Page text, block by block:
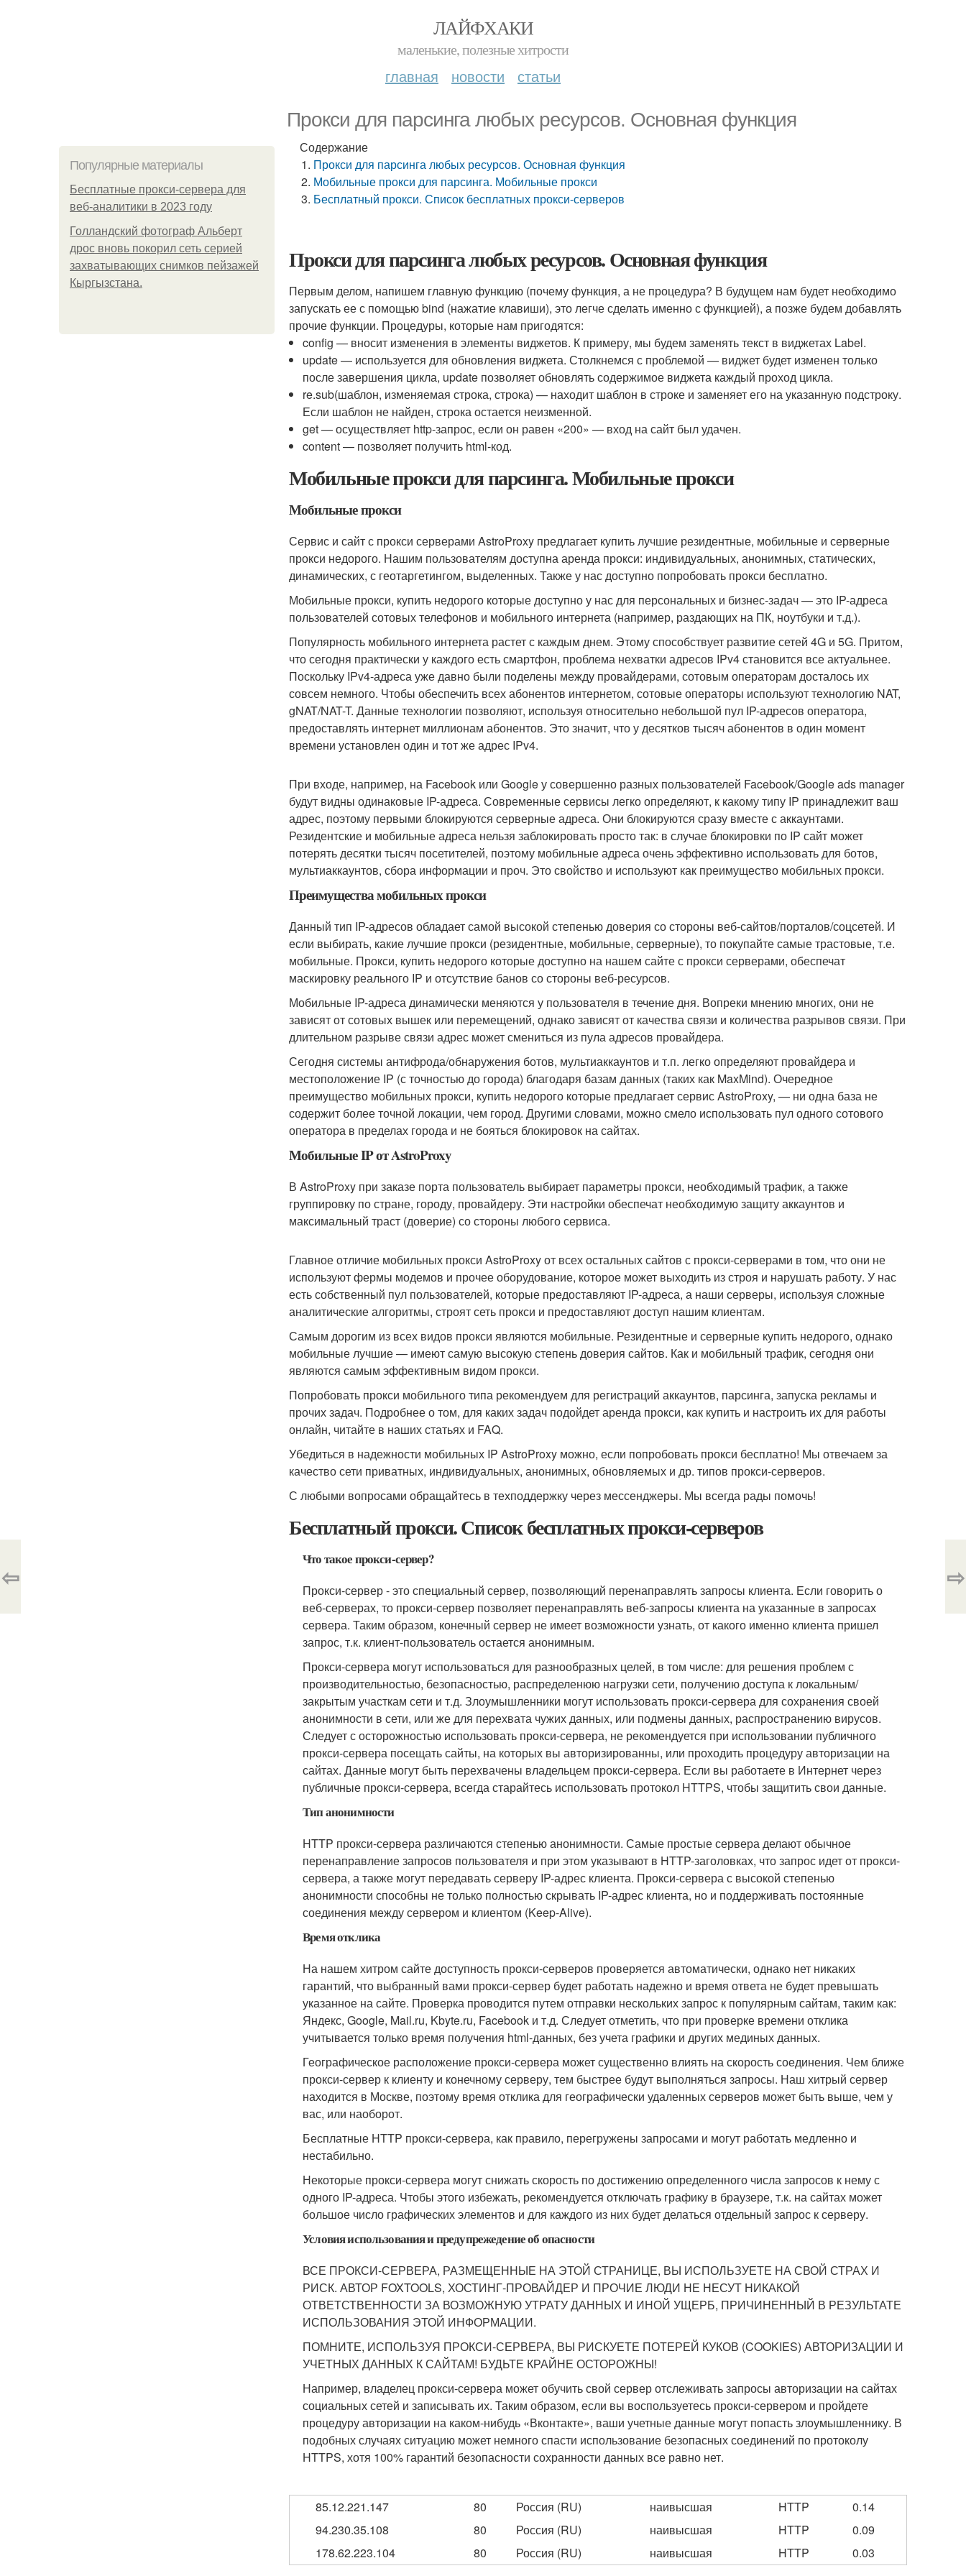
ЛАЙФХАКИ
маленькие, полезные хитрости
главная новости статьи
Прокси для парсинга любых ресурсов. Основная функция
Популярные материалы
Бесплатные прокси-сервера для
веб-аналитики в 2023 году
Голландский фотограф Альберт
дрос вновь покорил сеть серией
захватывающих снимков пейзажей
Кыргызстана.
Содержание
Прокси для парсинга любых ресурсов. Основная функция
Мобильные прокси для парсинга. Мобильные прокси
Бесплатный прокси. Список бесплатных прокси-серверов
Прокси для парсинга любых ресурсов. Основная функция
Первым делом, напишем главную функцию (почему функция, а не процедура? В будущем нам будет необходимо
запускать ее с помощью bind (нажатие клавиши), это легче сделать именно с функцией), а позже будем добавлять
прочие функции. Процедуры, которые нам пригодятся:
config — вносит изменения в элементы виджетов. К примеру, мы будем заменять текст в виджетах Label.
update — используется для обновления виджета. Столкнемся с проблемой — виджет будет изменен только
после завершения цикла, update позволяет обновлять содержимое виджета каждый проход цикла.
re.sub(шаблон, изменяемая строка, строка) — находит шаблон в строке и заменяет его на указанную подстроку.
Если шаблон не найден, строка остается неизменной.
get — осуществляет http-запрос, если он равен «200» — вход на сайт был удачен.
content — позволяет получить html-код.
Мобильные прокси для парсинга. Мобильные прокси
Мобильные прокси
Сервис и сайт с прокси серверами AstroProxy предлагает купить лучшие резидентные, мобильные и серверные
прокси недорого. Нашим пользователям доступна аренда прокси: индивидуальных, анонимных, статических,
динамических, с геотаргетингом, выделенных. Также у нас доступно попробовать прокси бесплатно.
Мобильные прокси, купить недорого которые доступно у нас для персональных и бизнес-задач — это IP-адреса
пользователей сотовых телефонов и мобильного интернета (например, раздающих на ПК, ноутбуки и т.д.).
Популярность мобильного интернета растет с каждым днем. Этому способствует развитие сетей 4G и 5G. Притом,
что сегодня практически у каждого есть смартфон, проблема нехватки адресов IPv4 становится все актуальнее.
Поскольку IPv4-адреса уже давно были поделены между провайдерами, сотовым операторам досталось их
совсем немного. Чтобы обеспечить всех абонентов интернетом, сотовые операторы используют технологию NAT,
gNAT/NAT-T. Данные технологии позволяют, используя относительно небольшой пул IP-адресов оператора,
предоставлять интернет миллионам абонентов. Это значит, что у десятков тысяч абонентов в один момент
времени установлен один и тот же адрес IPv4.
При входе, например, на Facebook или Google у совершенно разных пользователей Facebook/Google ads manager
будут видны одинаковые IP-адреса. Современные сервисы легко определяют, к какому типу IP принадлежит ваш
адрес, поэтому первыми блокируются серверные адреса. Они блокируются сразу вместе с аккаунтами.
Резидентские и мобильные адреса нельзя заблокировать просто так: в случае блокировки по IP сайт может
потерять десятки тысяч посетителей, поэтому мобильные адреса очень эффективно использовать для ботов,
мультиаккаунтов, сбора информации и проч. Это свойство и используют как преимущество мобильных прокси.
Преимущества мобильных прокси
Данный тип IP-адресов обладает самой высокой степенью доверия со стороны веб-сайтов/порталов/соцсетей. И
если выбирать, какие лучшие прокси (резидентные, мобильные, серверные), то покупайте самые трастовые, т.е.
мобильные. Прокси, купить недорого которые доступно на нашем сайте с прокси серверами, обеспечат
маскировку реального IP и отсутствие банов со стороны веб-ресурсов.
Мобильные IP-адреса динамически меняются у пользователя в течение дня. Вопреки мнению многих, они не
зависят от сотовых вышек или перемещений, однако зависят от качества связи и количества разрывов связи. При
длительном разрыве связи адрес может смениться из пула адресов провайдера.
Сегодня системы антифрода/обнаружения ботов, мультиаккаунтов и т.п. легко определяют провайдера и
местоположение IP (с точностью до города) благодаря базам данных (таких как MaxMind). Очередное
преимущество мобильных прокси, купить недорого которые предлагает сервис AstroProxy, — ни одна база не
содержит более точной локации, чем город. Другими словами, можно смело использовать пул одного сотового
оператора в пределах города и не бояться блокировок на сайтах.
Мобильные IP от AstroProxy
В AstroProxy при заказе порта пользователь выбирает параметры прокси, необходимый трафик, а также
группировку по стране, городу, провайдеру. Эти настройки обеспечат необходимую защиту аккаунтов и
максимальный траст (доверие) со стороны любого сервиса.
Главное отличие мобильных прокси AstroProxy от всех остальных сайтов с прокси-серверами в том, что они не
используют фермы модемов и прочее оборудование, которое может выходить из строя и нарушать работу. У нас
есть собственный пул пользователей, которые предоставляют IP-адреса, а наши серверы, используя сложные
аналитические алгоритмы, строят сеть прокси и предоставляют доступ нашим клиентам.
Самым дорогим из всех видов прокси являются мобильные. Резидентные и серверные купить недорого, однако
мобильные лучшие — имеют самую высокую степень доверия сайтов. Как и мобильный трафик, сегодня они
являются самым эффективным видом прокси.
Попробовать прокси мобильного типа рекомендуем для регистраций аккаунтов, парсинга, запуска рекламы и
прочих задач. Подробнее о том, для каких задач подойдет аренда прокси, как купить и настроить их для работы
онлайн, читайте в наших статьях и FAQ.
Убедиться в надежности мобильных IP AstroProxy можно, если попробовать прокси бесплатно! Мы отвечаем за
качество сети приватных, индивидуальных, анонимных, обновляемых и др. типов прокси-серверов.
С любыми вопросами обращайтесь в техподдержку через мессенджеры. Мы всегда рады помочь!
Бесплатный прокси. Список бесплатных прокси-серверов
Что такое прокси-сервер?
Прокси-сервер - это специальный сервер, позволяющий перенаправлять запросы клиента. Если говорить о
веб-серверах, то прокси-сервер позволяет перенаправлять веб-запросы клиента на указанные в запросах
сервера. Таким образом, конечный сервер не имеет возможности узнать, от какого именно клиента пришел
запрос, т.к. клиент-пользователь остается анонимным.
Прокси-сервера могут использоваться для разнообразных целей, в том числе: для решения проблем с
производительностью, безопасностью, распределенюю нагрузки сети, получению доступа к локальным/
закрытым участкам сети и т.д. Злоумышленники могут использовать прокси-сервера для сохранения своей
анонимности в сети, или же для перехвата чужих данных, или подмены данных, распространению вирусов.
Следует с осторожностью использовать прокси-сервера, не рекомендуется при использовании публичного
прокси-сервера посещать сайты, на которых вы авторизированны, или проходить процедуру авторизации на
сайтах. Данные могут быть перехвачены владельцем прокси-сервера. Если вы работаете в Интернет через
публичные прокси-сервера, всегда старайтесь использовать протокол HTTPS, чтобы защитить свои данные.
Тип анонимности
HTTP прокси-сервера различаются степенью анонимности. Самые простые сервера делают обычное
перенаправление запросов пользователя и при этом указывают в HTTP-заголовках, что запрос идет от прокси-
сервера, а также могут передавать серверу IP-адрес клиента. Прокси-сервера с высокой степенью
анонимности способны не только полностью скрывать IP-адрес клиента, но и поддерживать постоянные
соединения между сервером и клиентом (Keep-Alive).
Время отклика
На нашем хитром сайте доступность прокси-серверов проверяется автоматически, однако нет никаких
гарантий, что выбранный вами прокси-сервер будет работать надежно и время ответа не будет превышать
указанное на сайте. Проверка проводится путем отправки нескольких запрос к популярным сайтам, таким как:
Яндекс, Google, Mail.ru, Kbyte.ru, Facebook и т.д. Следует отметить, что при проверке времени отклика
учитывается только время получения html-данных, без учета графики и других мединых данных.
Географическое расположение прокси-сервера может существенно влиять на скорость соединения. Чем ближе
прокси-сервер к клиенту и конечному серверу, тем быстрее будут выполняться запросы. Наш хитрый сервер
находится в Москве, поэтому время отклика для географически удаленных серверов может быть выше, чем у
вас, или наоборот.
Бесплатные HTTP прокси-сервера, как правило, перегружены запросами и могут работать медленно и
нестабильно.
Некоторые прокси-сервера могут снижать скорость по достижению определенного числа запросов к нему с
одного IP-адреса. Чтобы этого избежать, рекомендуется отключать графику в браузере, т.к. на сайтах может
большое число графических элементов и для каждого из них будет делаться отдельный запрос к серверу.
Условия использования и предупрежедение об опасности
ВСЕ ПРОКСИ-СЕРВЕРА, РАЗМЕЩЕННЫЕ НА ЭТОЙ СТРАНИЦЕ, ВЫ ИСПОЛЬЗУЕТЕ НА СВОЙ СТРАХ И
РИСК. АВТОР FOXTOOLS, ХОСТИНГ-ПРОВАЙДЕР И ПРОЧИЕ ЛЮДИ НЕ НЕСУТ НИКАКОЙ
ОТВЕТСТВЕННОСТИ ЗА ВОЗМОЖНУЮ УТРАТУ ДАННЫХ И ИНОЙ УЩЕРБ, ПРИЧИНЕННЫЙ В РЕЗУЛЬТАТЕ
ИСПОЛЬЗОВАНИЯ ЭТОЙ ИНФОРМАЦИИ.
ПОМНИТЕ, ИСПОЛЬЗУЯ ПРОКСИ-СЕРВЕРА, ВЫ РИСКУЕТЕ ПОТЕРЕЙ КУКОВ (COOKIES) АВТОРИЗАЦИИ И
УЧЕТНЫХ ДАННЫХ К САЙТАМ! БУДЬТЕ КРАЙНЕ ОСТОРОЖНЫ!
Например, владелец прокси-сервера может обучить свой сервер отслеживать запросы авторизации на сайтах
социальных сетей и записывать их. Таким образом, если вы воспользуетесь прокси-сервером и пройдете
процедуру авторизации на каком-нибудь «Вконтакте», ваши учетные данные могут попасть злоумышленнику. В
подобных случаях ситуацию может немного спасти использование безопасных соединений по протоколу
HTTPS, хотя 100% гарантий безопасности сохранности данных все равно нет.
85.12.221.147 80 Россия (RU) наивысшая HTTP
0.14
94.230.35.108
80 Россия (RU) наивысшая HTTP
0.09
178.62.223.104
80 Россия (RU) наивысшая HTTP 0.03
⇦ ⇨